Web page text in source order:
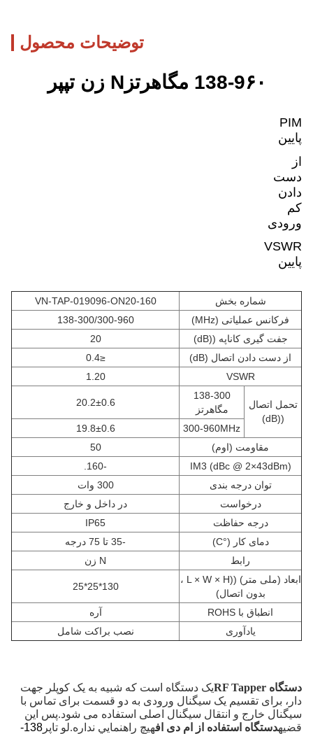
توضیحات محصول
138-9۶۰ مگاهرتز N زن تپپر
PIM
پایین
از
دست
دادن
کم
ورودی
VSWR
پایین
شماره بخش
VN-TAP-019096-ON20-160
فرکانس عملیاتی (MHz)
138-300/300-960
جفت گیری کاناپه ((dB)
20
از دست دادن اتصال (dB)
≤0.4
VSWR
1.20
تحمل اتصال
((dB)
138-300
مگاهرتز
20.2±0.6
300-960MHz
19.8±0.6
مقاومت (اوم)
50
IM3 (dBc @ 2×43dBm)
-160.
توان درجه بندی
300 وات
درخواست
در داخل و خارج
درجه حفاظت
IP65
دمای کار (°C)
-35 تا 75 درجه
رابط
N زن
ابعاد (ملی متر) ((L × W × H ،
بدون اتصال)
130*25*25
انطباق با ROHS
آره
یادآوری
نصب براکت شامل
دستگاه RF Tapper
یک دستگاه است که شبیه به یک کوپلر جهت
دار، برای تقسیم یک سیگنال ورودی به دو قسمت برای تماس با
سیگنال خارج و انتقال سیگنال اصلی استفاده می شود.پس اين
قضيهدستگاه استفاده از ام دی افهيچ راهنمايي نداره.لو تاپر
138-